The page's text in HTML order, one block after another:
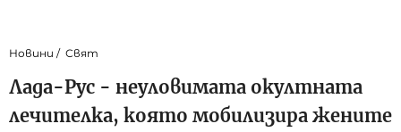
Новини Свят
Лада-Рус - неуловимата окултната
лечителка, която мобилизира жените